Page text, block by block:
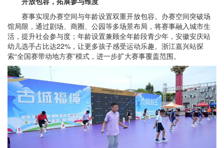
赛事实现办赛空间与年龄设置双重开放包容。办赛空间突破场
馆局限，通过剧场、商圈、公园等多场景布局，将赛事融入城市生
活，提升社会参与度；年龄设置兼顾全年龄段青少年，安徽安庆站
幼儿选手占比达22%，让更多孩子感受运动乐趣。浙江嘉兴站探
索“全国赛带动地方赛”模式，进一步扩大赛事覆盖范围。